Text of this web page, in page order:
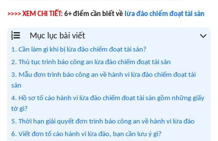
>>>> XEM CHI TIẾT: 6+ điểm cần biết về lừa đảo chiếm đoạt tài sản
Mục lục bài viết
1. Cần làm gì khi bị lừa đảo chiếm đoạt tài sản?
2. Thủ tục trình báo công an lừa đảo chiếm đoạt tài sản
3. Mẫu đơn trình báo công an về hành vi lừa đảo chiếm đoạt tài
sản
4. Hồ sơ tố cáo hành vi lừa đảo chiếm đoạt tài sản gồm những giấy
tờ gì?
5. Thời hạn giải quyết đơn trình báo công an về hành vi lừa đảo
6. Viết đơn tố cáo hành vi lừa đảo, bạn cần lưu ý gì?